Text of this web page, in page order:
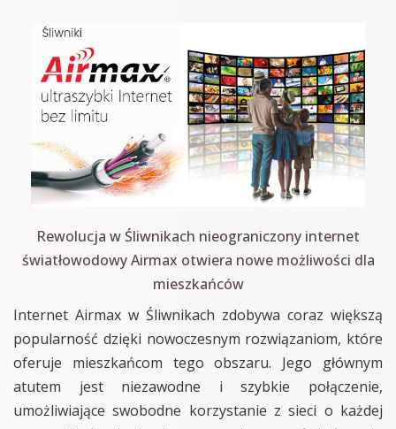
Rewolucja w Śliwnikach nieograniczony internet
światłowodowy Airmax otwiera nowe możliwości dla
mieszkańców
Internet Airmax w Śliwnikach zdobywa coraz większą
popularność dzięki nowoczesnym rozwiązaniom, które
oferuje mieszkańcom tego obszaru. Jego głównym
atutem jest niezawodne i szybkie połączenie,
umożliwiające swobodne korzystanie z sieci o każdej